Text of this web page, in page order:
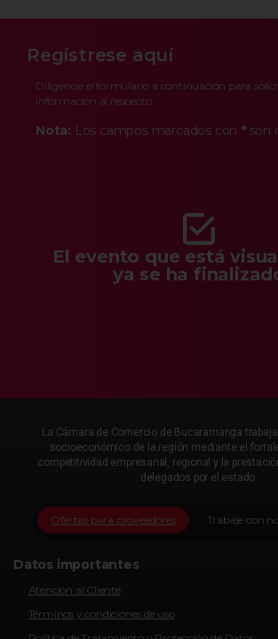
Regístrese aquí
Diligencie el formulario a continuación para
información al respecto
Nota: Los campos marcados con *son
El evento que está
ya se ha
La Cámara de Comercio de Bucaramanga
socioeconómico de la región mediante el
competitividad empresarial, regional y la
delegados por el estado.
Trabaje con
Ofertas para proveedores
Datos importantes
Atencion al Cliente
Términos y condiciones de uso